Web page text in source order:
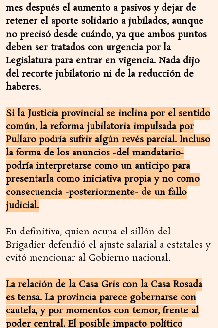
mes después el aumento a pasivos y dejar de
retener el aporte solidario a jubilados, aunque
no precisó desde cuándo, ya que ambos puntos
deben ser tratados con urgencia por la
Legislatura para entrar en vigencia. Nada dijo
del recorte jubilatorio ni de la reducción de
haberes.
Si la Justicia provincial se inclina por el sentido
común, la reforma jubilatoria impulsada por
Pullaro podría sufrir algún revés parcial. Incluso
la forma de los anuncios -del mandatario-
podría interpretarse como un anticipo para
presentarla como iniciativa propia y no como
consecuencia -posteriormente- de un fallo
judicial.
En definitiva, quien ocupa el sillón del
Brigadier defendió el ajuste salarial a estatales y
evitó mencionar al Gobierno nacional.
La relación de la Casa Gris con la Casa Rosada
es tensa. La provincia parece gobernarse con
cautela, y por momentos con temor, frente al
poder central. El posible impacto político